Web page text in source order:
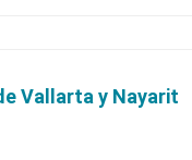
Vallarta y Nayarit